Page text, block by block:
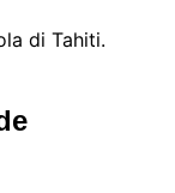
di Tahiti.